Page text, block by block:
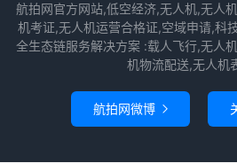
航拍网官方网站,低空经济,无人机,无人
机考证,无人机运营合格证,空域申请,科
全生态链服务解决方案 :载人飞行,无人
机物流配送,无人机
航拍网微博 